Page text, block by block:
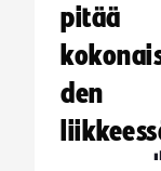
pitää
den